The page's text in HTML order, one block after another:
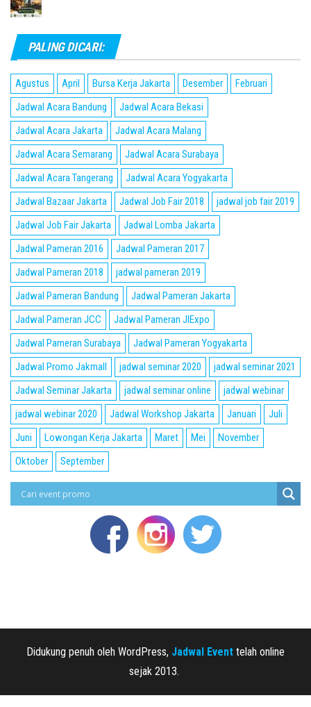
PALING DICARI:
Agustus April Bursa Kerja Jakarta Desember
Februari
Jadwal Acara Bandung
Jadwal Acara Bekasi
Jadwal Acara Jakarta
Jadwal Acara Malang
Jadwal Acara Semarang
Jadwal Acara Surabaya
Jadwal Acara Tangerang
Jadwal Acara Yogyakarta
Jadwal Bazaar Jakarta
Jadwal Job Fair 2018
jadwal job fair 2019
Jadwal Job Fair Jakarta
Jadwal Lomba Jakarta
Jadwal Pameran 2016
Jadwal Pameran 2017
Jadwal Pameran 2018
jadwal pameran 2019
Jadwal Pameran Bandung
Jadwal Pameran Jakarta
Jadwal Pameran JCC
Jadwal Pameran JIExpo
Jadwal Pameran Surabaya
Jadwal Pameran Yogyakarta
Jadwal Promo Jakmall
jadwal seminar 2020
jadwal seminar 2021
Jadwal Seminar Jakarta
jadwal seminar online
jadwal webinar
jadwal webinar 2020
Jadwal Workshop Jakarta Januari
Juli
Juni
Lowongan Kerja Jakarta Maret Mei
November
Oktober
September
Didukung penuh oleh WordPress, Jadwal Event telah online
sejak 2013.